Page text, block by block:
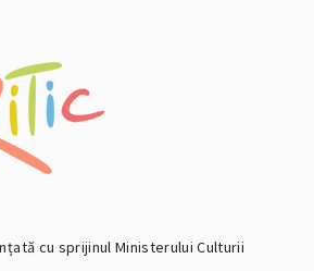
cu sprijinul Ministerului Culturii